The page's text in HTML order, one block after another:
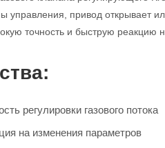
управления, привод открывает
точность и быструю реакцию
регулировки газового потока
на изменения параметров